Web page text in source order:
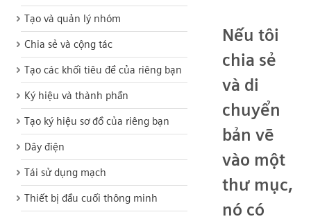
Tạo và quản lý nhóm
Chia sẻ và cộng tác
Tạo các khối tiêu đề của riêng bạn
Ký hiệu và thành phần
Tạo ký hiệu sơ đồ của riêng bạn
Dây điện
Tái sử dụng mạch
Thiết bị đầu cuối thông minh
Nếu tôi
chia sẻ
và di
chuyển
bản vẽ
vào một
thư mục,
nó có